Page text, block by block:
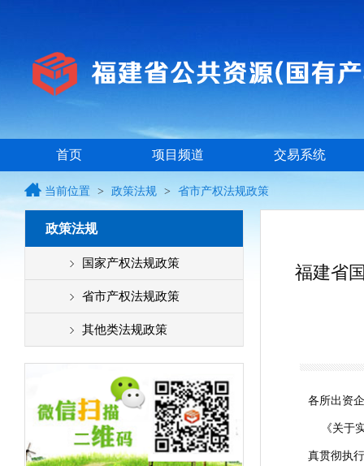
首页 项目频道 交易系统
当前位置 > 政策法规 > 省市产权法规政策
政策法规
国家产权法规政策
省市产权法规政策
其他类法规政策
福建省
各所出资
《关于实
真贯彻执